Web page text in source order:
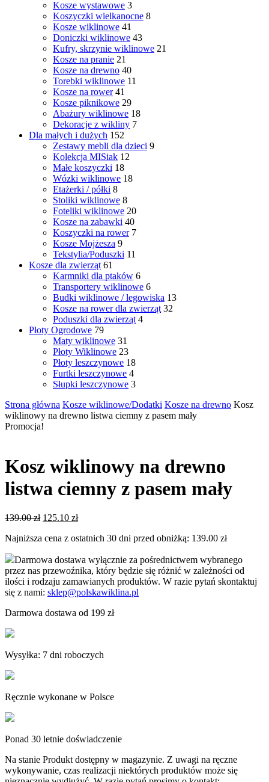
Kosze wystawowe 3
Koszyczki wielkanocne 8
Kosze wiklinowe 41
Doniczki wiklinowe 43
Kufry, skrzynie wiklinowe 21
Kosze na pranie 21
Kosze na drewno 40
Torebki wiklinowe 11
Kosze na rower 41
Kosze piknikowe 29
Abażury wiklinowe 18
Dekoracje z wikliny 7
Dla małych i dużych 152
Zestawy mebli dla dzieci 9
Kolekcja MISiak 12
Małe koszyczki 18
Wózki wiklinowe 18
Etażerki / półki 8
Stoliki wiklinowe 8
Foteliki wiklinowe 20
Kosze na zabawki 40
Koszyczki na rower 7
Kosze Mojżesza 9
Tekstylia/Poduszki 11
Kosze dla zwierząt 61
Karmniki dla ptaków 6
Transportery wiklinowe 6
Budki wiklinowe / legowiska 13
Kosze na rower dla zwierząt 32
Poduszki dla zwierząt 4
Płoty Ogrodowe 79
Maty wiklinowe 31
Płoty Wiklinowe 23
Płoty leszczynowe 18
Furtki leszczynowe 4
Słupki leszczynowe 3
Strona główna Kosze wiklinowe/Dodatki Kosze na drewno Kosz
wiklinowy na drewno listwa ciemny z pasem mały
Promocja!
Kosz wiklinowy na drewno
listwa ciemny z pasem mały
139.00zł Pierwotna
wynosiła:
125.10 złAktualna
wynosi:
Najniższa cena z ostatnich 30 dni przed obniżką: 139.00 zł
Darmowa dostawa wyłącznie za pośrednictwem wybranego
przez nas przewoźnika, który będzie się różnić w zależności od
ilości i rodzaju zamawianych produktów. W razie pytań skontaktuj
się z nami: sklep@polskawiklina.pl
Darmowa dostawa od 199 zł
Wysyłka: 7 dni roboczych
Ręcznie wykonane w Polsce
Ponad 30 letnie doświadczenie
Na stanie Produkt dostępny w magazynie. Z uwagi na ręczne
wykonywanie, czas realizacji niektórych produktów może się